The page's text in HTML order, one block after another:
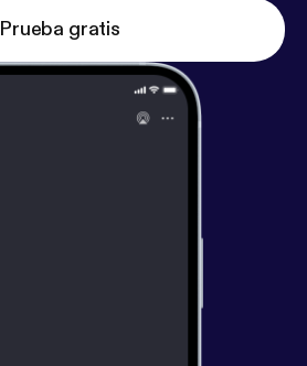
Prueba gratis